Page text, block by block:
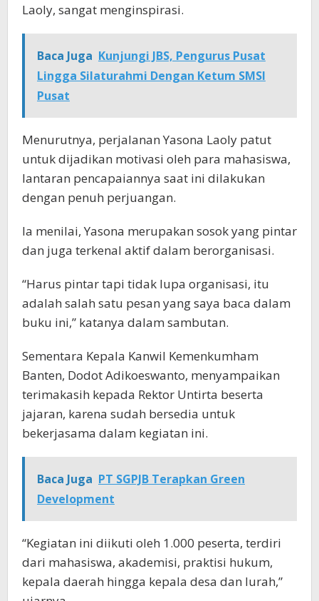
Laoly, sangat menginspirasi.
Baca Juga Kunjungi JBS, Pengurus Pusat
Lingga Silaturahmi Dengan Ketum SMSI
Pusat
Menurutnya, perjalanan Yasona Laoly patut
untuk dijadikan motivasi oleh para mahasiswa,
lantaran pencapaiannya saat ini dilakukan
dengan penuh perjuangan.
Ia menilai, Yasona merupakan sosok yang pintar
dan juga terkenal aktif dalam berorganisasi.
“Harus pintar tapi tidak lupa organisasi, itu
adalah salah satu pesan yang saya baca dalam
buku ini,” katanya dalam sambutan.
Sementara Kepala Kanwil Kemenkumham
Banten, Dodot Adikoeswanto, menyampaikan
terimakasih kepada Rektor Untirta beserta
jajaran, karena sudah bersedia untuk
bekerjasama dalam kegiatan ini.
Baca Juga PT SGPJB Terapkan Green
Development
“Kegiatan ini diikuti oleh 1.000 peserta, terdiri
dari mahasiswa, akademisi, praktisi hukum,
kepala daerah hingga kepala desa dan lurah,”